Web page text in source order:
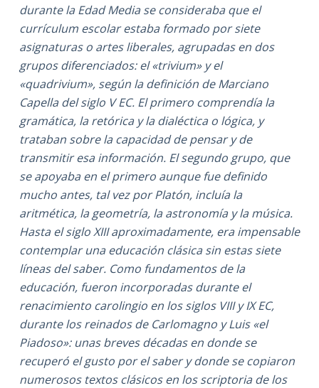
durante la Edad Media se consideraba que el
currículum escolar estaba formado por siete
asignaturas o artes liberales, agrupadas en dos
grupos diferenciados: el «trivium» y el
«quadrivium», según la definición de Marciano
Capella del siglo V EC. El primero comprendía la
gramática, la retórica y la dialéctica o lógica, y
trataban sobre la capacidad de pensar y de
transmitir esa información. El segundo grupo, que
se apoyaba en el primero aunque fue definido
mucho antes, tal vez por Platón, incluía la
aritmética, la geometría, la astronomía y la música.
Hasta el siglo XIII aproximadamente, era impensable
contemplar una educación clásica sin estas siete
líneas del saber. Como fundamentos de la
educación, fueron incorporadas durante el
renacimiento carolingio en los siglos VIII y IX EC,
durante los reinados de Carlomagno y Luis «el
Piadoso»: unas breves décadas en donde se
recuperó el gusto por el saber y donde se copiaron
numerosos textos clásicos en los scriptoria de los